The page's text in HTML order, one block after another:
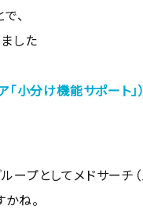
、
した
ア「小分け機能サポート
ープとして メドサーチ
ね。